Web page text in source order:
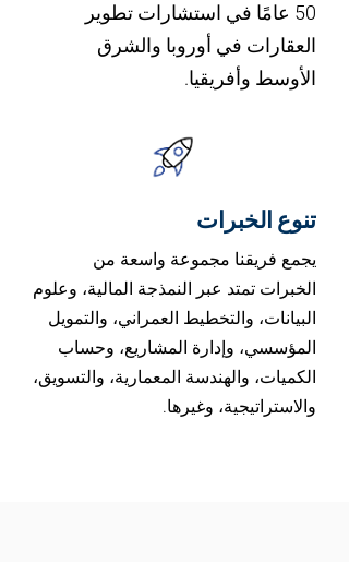
50 عامًا في استشارات تطوير
العقارات في أوروبا والشرق
الأوسط وأفريقيا.
تنوع الخبرات
يجمع فريقنا مجموعة واسعة من
الخبرات تمتد عبر النمذجة المالية، وعلوم
البيانات، والتخطيط العمراني، والتمويل
المؤسسي، وإدارة المشاريع، وحساب
الكميات، والهندسة المعمارية، والتسويق،
والاستراتيجية، وغيرها.